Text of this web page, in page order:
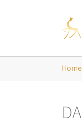
Home